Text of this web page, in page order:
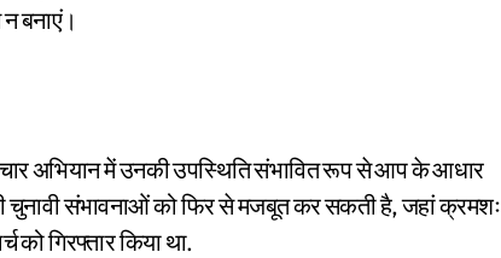
बनाएं।
अभियान में उनकी उपस्थिति संभावित रूप से आप के आधार
चुनावी संभावनाओं को फिर से मजबूत कर सकती है, जहां क्रमशः
को गिरफ्तार किया था.